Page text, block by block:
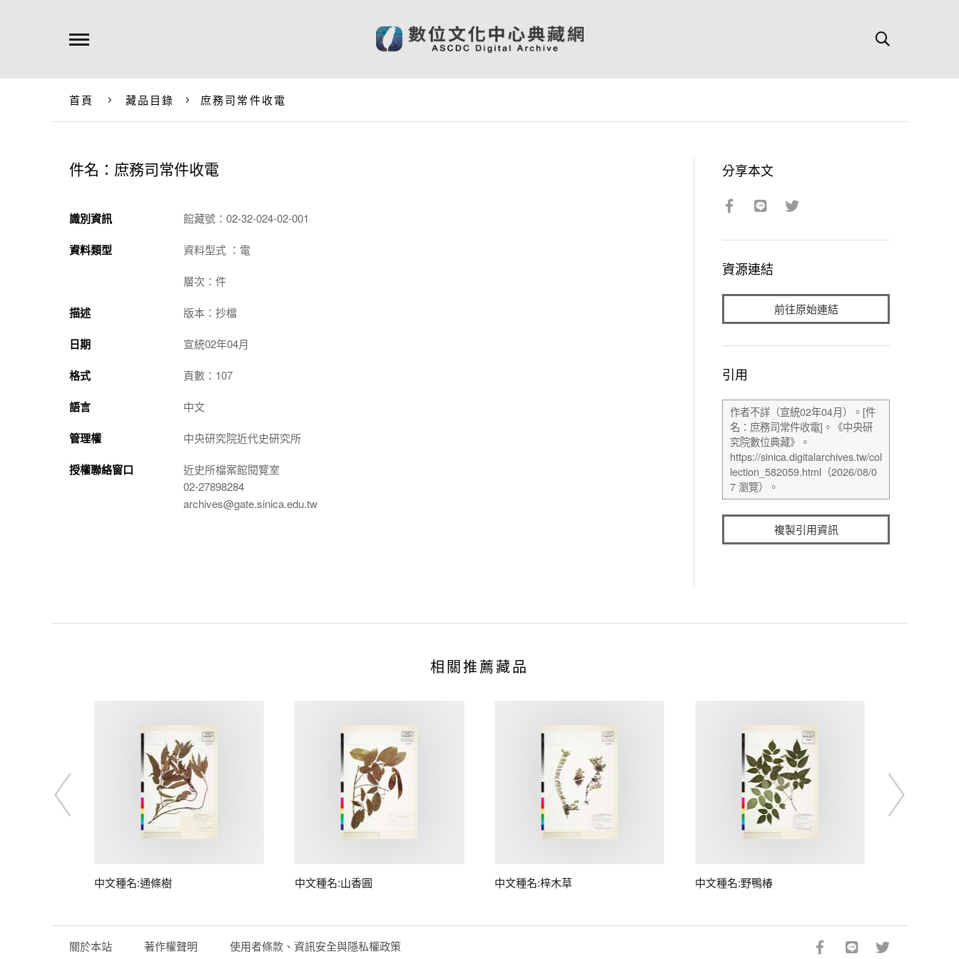
首頁 藏品目錄 庶務司常件收電
件名：庶務司常件收電
識別資訊 館藏號：02-32-024-02-001
資料類型 資料型式 ：電
層次：件
描述 版本：抄檔
日期 宣統02年04月
格式 頁數：107
語言 中文
管理權 中央研究院近代史研究所
授權聯絡窗口
近史所檔案館閱覽室
02-27898284
archives@gate.sinica.edu.tw
分享本文
資源連結
前往原始連結
引用
複製引用資訊
相關推薦藏品
中文種名:通條樹 中文種名:山香圓 中文種名:梓木草 中文種名:野鴨椿
關於本站 著作權聲明 使用者條款、資訊安全與隱私權政策